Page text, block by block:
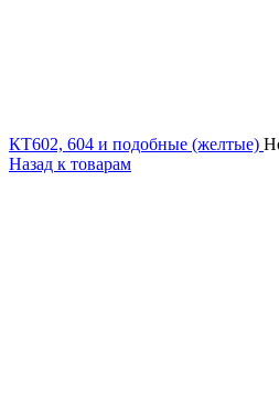
КТ602, 604 и подобные (желтые)
Назад к товарам